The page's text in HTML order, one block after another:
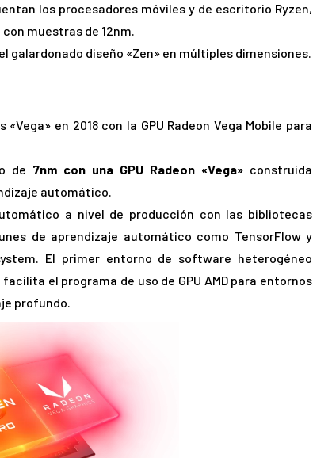
los procesadores móviles y de escritorio Ryzen,
muestras de 12nm.
galardonado diseño «Zen» en múltiples dimensiones.
en 2018 con la GPU Radeon Vega Mobile para
de 7nm con una GPU Radeon «Vega» construida
automático.
a nivel de producción con las bibliotecas
de aprendizaje automático como TensorFlow y
El primer entorno de software heterogéneo
el programa de uso de GPU AMD para entornos
profundo.